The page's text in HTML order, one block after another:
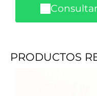
PRODUCTOS